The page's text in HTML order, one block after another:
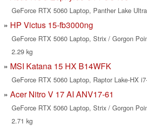
GeForce RTX 5060 Laptop, Panther Lake
HP Victus 15-fb3000ng
GeForce RTX 5060 Laptop, Strix / Gorgon
2.29 kg
MSI Katana 15 HX B14WFK
GeForce RTX 5060 Laptop, Raptor Lake-HX
Acer Nitro V 17 AI ANV17-61
GeForce RTX 5060 Laptop, Strix / Gorgon
2.71 kg